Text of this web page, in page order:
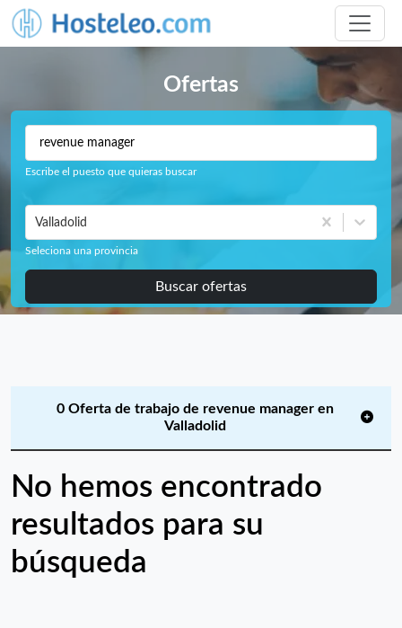
Ofertas
Escribe el puesto que quieras buscar
Valladolid
Seleciona una provincia
Buscar ofertas
0 Oferta de trabajo de revenue manager en
Valladolid
No hemos encontrado
resultados para su
búsqueda